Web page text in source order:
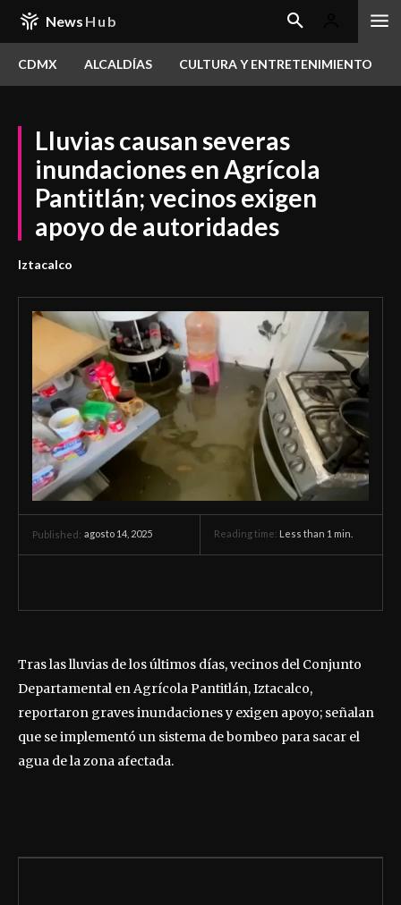
News Hub
CDMX ALCALDÍAS CULTURA Y ENTRETENIMIENTO
Lluvias causan severas
inundaciones en Agrícola
Pantitlán; vecinos exigen
apoyo de autoridades
Iztacalco
Published: agosto 14, 2025 Reading time: Less than 1 min.
Tras las lluvias de los últimos días, vecinos del Conjunto
Departamental en Agrícola Pantitlán, Iztacalco,
reportaron graves inundaciones y exigen apoyo; señalan
que se implementó un sistema de bombeo para sacar el
agua de la zona afectada.